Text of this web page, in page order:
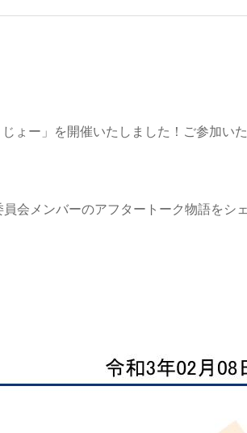
ょー」を開催いたしました！ご参加い
会メンバーのアフタートーク物語をシ